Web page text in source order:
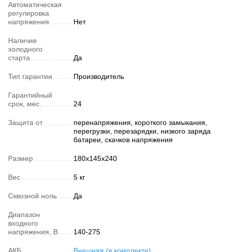
Автоматическая
регулировка
напряжения
Нет
Наличие
холодного
старта
Да
Тип гарантии Производитель
Гарантийный
срок, мес.
24
Защита от
перенапряжения, короткого замыкания,
перегрузки, перезарядки, низкого заряда
батареи, скачков напряжения
Размер 180х145х240
Вес 5 кг
Сквозной ноль Да
Диапазон
входного
напряжения, В
140-275